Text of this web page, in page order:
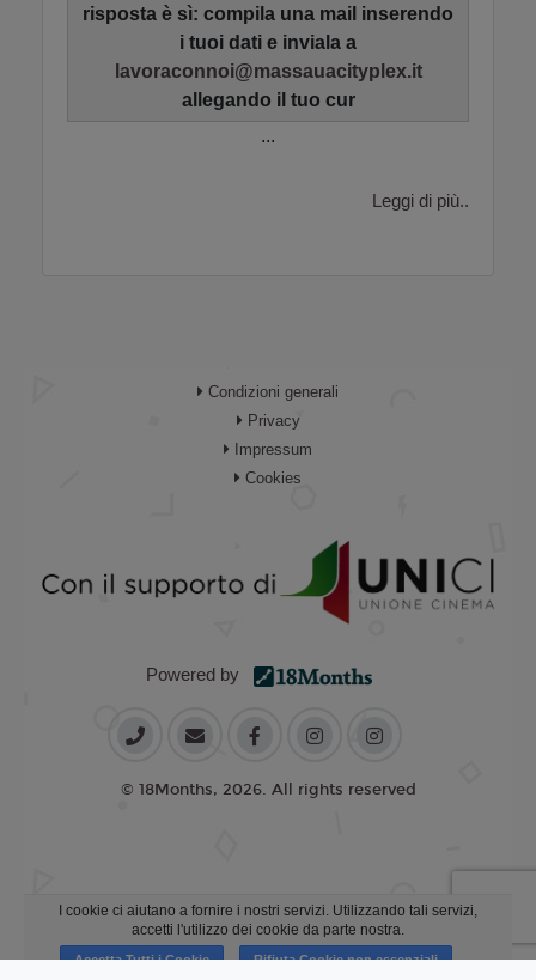
risposta è sì: compila una mail inserendo
i tuoi dati e inviala a
lavoraconnoi@massauacityplex.it
allegando il tuo cur
...
Leggi di più..
Condizioni generali
Privacy
Impressum
Cookies
Powered by
© 18Months, 2026. All rights reserved
I cookie ci aiutano a fornire i nostri servizi. Utilizzando tali servizi,
accetti l'utilizzo dei cookie da parte nostra.
Accetta Tutti i Cookie Rifiuta Cookie non essenziali